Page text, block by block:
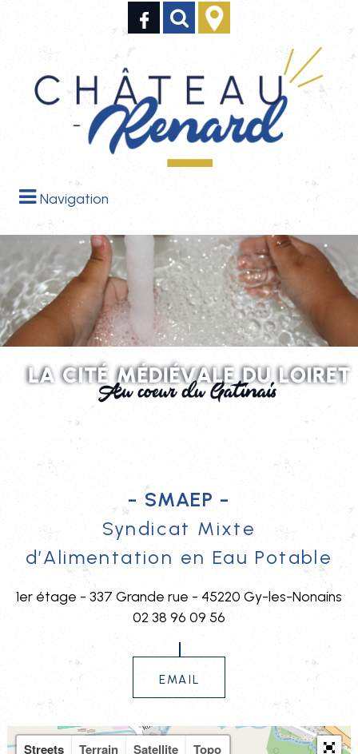
Navigation
- SMAEP -
Syndicat Mixte
d’Alimentation en Eau Potable
1er étage - 337 Grande rue - 45220 Gy-les-Nonains
02 38 96 09 56
email
Streets Terrain Satellite Topo